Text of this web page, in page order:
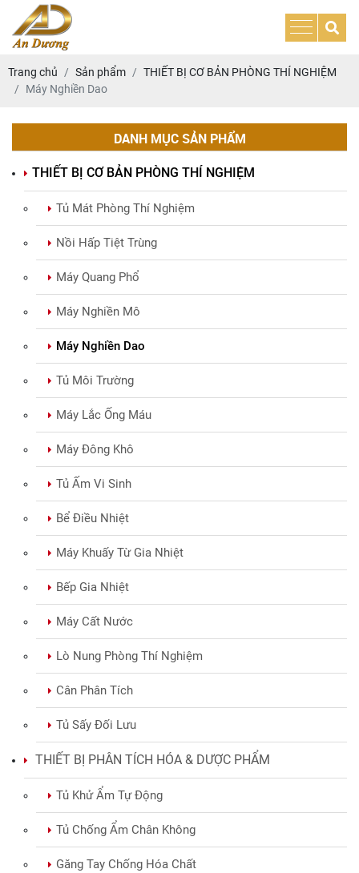
Trang chủ Sản phẩm
THIẾT BỊ CƠ BẢN PHÒNG THÍ NGHIỆM
Máy Nghiền Dao
DANH MỤC SẢN PHẨM
THIẾT BỊ CƠ BẢN PHÒNG THÍ NGHIỆM
Tủ Mát Phòng Thí Nghiệm
Nồi Hấp Tiệt Trùng
Máy Quang Phổ
Máy Nghiền Mô
Máy Nghiền Dao
Tủ Môi Trường
Máy Lắc Ống Máu
Máy Đông Khô
Tủ Ấm Vi Sinh
Bể Điều Nhiệt
Máy Khuấy Từ Gia Nhiệt
Bếp Gia Nhiệt
Máy Cất Nước
Lò Nung Phòng Thí Nghiệm
Cân Phân Tích
Tủ Sấy Đối Lưu
THIẾT BỊ PHÂN TÍCH HÓA & DƯỢC PHẨM
Tủ Khử Ẩm Tự Động
Tủ Chống Ẩm Chân Không
Găng Tay Chống Hóa Chất